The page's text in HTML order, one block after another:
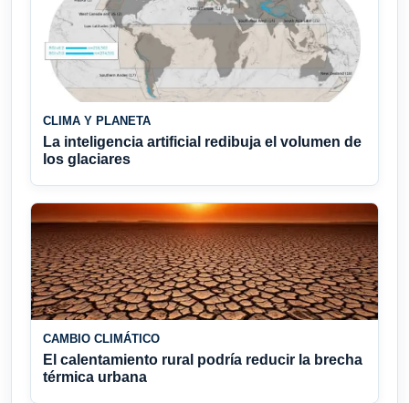
CLIMA Y PLANETA
La inteligencia artificial redibuja el volumen de
los glaciares
CAMBIO CLIMÁTICO
El calentamiento rural podría reducir la brecha
térmica urbana